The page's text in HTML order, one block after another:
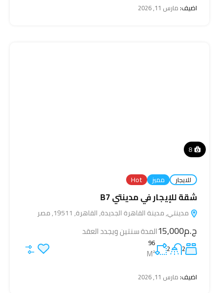
اضيف:مارس 11, 2026
8
للايجار مميز Hot
شقة للإيجار في مدينتي B7
مدينتي, مدينة القاهرة الجديدة, القاهرة, 19511, مصر
ج.م15,000 المدة سنتين ويجدد العقد
2
2
96
M²
اضيف:مارس 11, 2026